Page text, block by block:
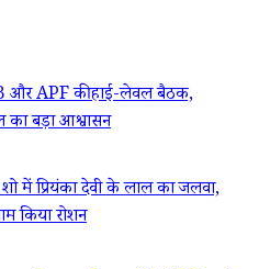
और APF की हाई-लेवल बैठक,
का बड़ा आश्वासन
में प्रियंका देवी के लाल का जलवा,
किया रोशन